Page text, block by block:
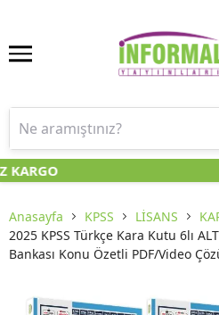
Anasayfa KPSS LİSANS
2025 KPSS Türkçe Kara Kutu 6lı
Bankası Konu Özetli PDF/Video